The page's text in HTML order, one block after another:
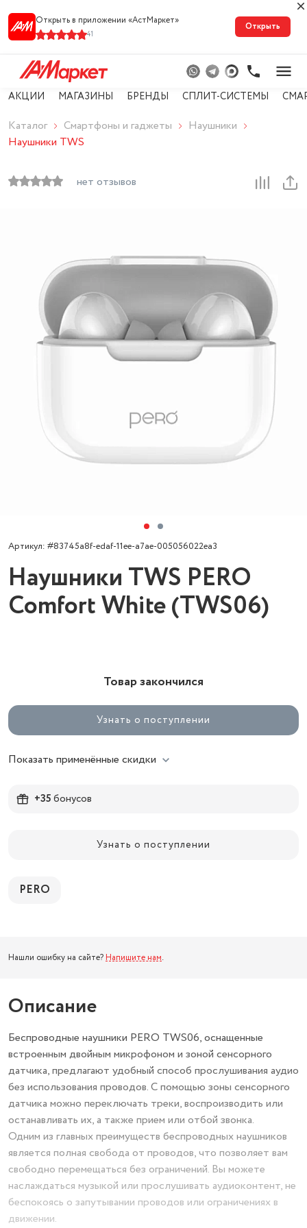
Открыть в приложении «АстМарке‪т‬»
41
Открыть
АКЦИИ МАГАЗИНЫ БРЕНДЫ СПЛИТ-СИСТЕМЫ
Каталог Смартфоны и гаджеты
Наушники
Наушники TWS
нет отзывов
Артикул: #83745a8f-edaf-11ee-a7ae-005056022ea3
Наушники TWS PERO
Comfort White (TWS06)
Товар закончился
Узнать о поступлении
Показать применённые скидки
+35бонусов
Узнать о поступлении
PERO
Нашли ошибку на сайте? Напишите нам.
Описание
Беспроводные наушники PERO TWS06, оснащенные
встроенным двойным микрофоном и зоной сенсорного
датчика, предлагают удобный способ прослушивания аудио
без использования проводов. С помощью зоны сенсорного
датчика можно переключать треки, воспроизводить или
останавливать их, а также прием или отбой звонка.
Одним из главных преимуществ беспроводных наушников
является полная свобода от проводов, что позволяет вам
свободно перемещаться без ограничений. Вы можете
наслаждаться музыкой или прослушивать аудиоконтент, не
беспокоясь о запутывании проводов или ограничениях в
движении.